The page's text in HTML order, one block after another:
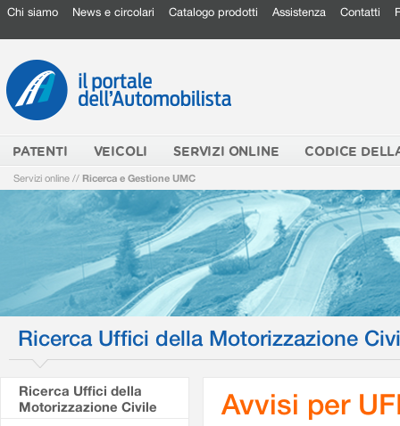
Chi siamo News e circolari Catalogo prodotti Assistenza Contatti
PATENTI VEICOLI SERVIZI ONLINE CODICE
Servizi online // Ricerca e Gestione UMC
Ricerca Uffici della Motorizzazione
Ricerca Uffici della
Motorizzazione Civile
Avvisi per